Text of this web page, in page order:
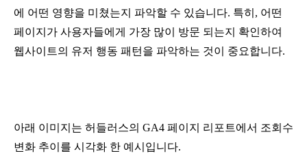
에 어떤 영향을 미쳤는지 파악할 수 있습니다. 특히, 어떤
페이지가 사용자들에게 가장 많이 방문 되는지 확인하여
웹사이트의 유저 행동 패턴을 파악하는 것이 중요합니다.
아래 이미지는 허들러스의 GA4 페이지 리포트에서 조회수
변화 추이를 시각화 한 예시입니다.